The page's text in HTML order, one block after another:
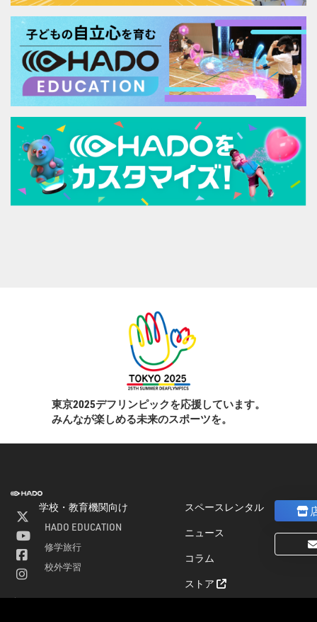
東京2025デフリンピックを応援しています。
みんなが楽しめる未来のスポーツを。
会
学校・教育機関向け
HADO EDUCATION
修学旅行
校外学習
スペースレンタル
ニュース
コラム
ストア